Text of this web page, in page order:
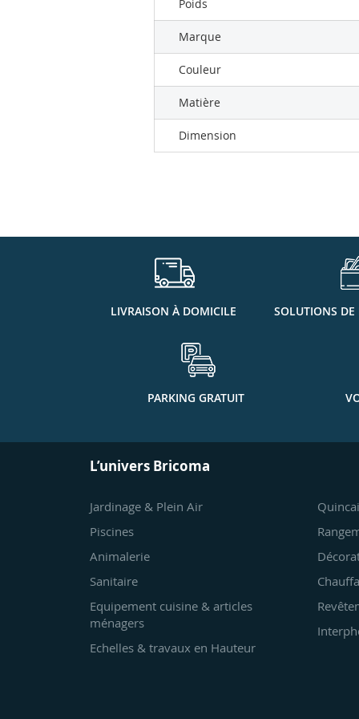
Poids
Marque
Couleur
Matière
Dimension
LIVRAISON À DOMICILE SOLUTIONS
PARKING GRATUIT
L’univers Bricoma
Jardinage & Plein Air
Piscines
Animalerie
Sanitaire
Equipement cuisine & articles
ménagers
Echelles & travaux en Hauteur